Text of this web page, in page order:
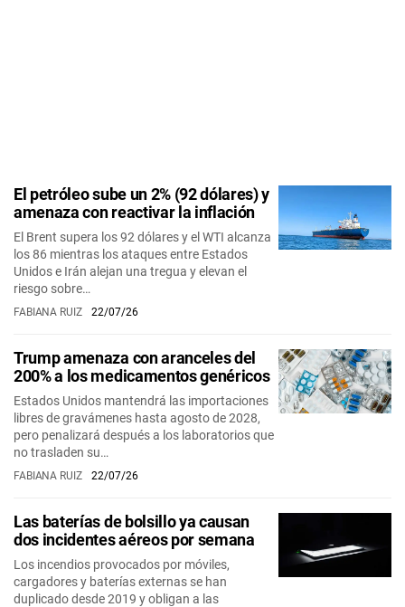
El petróleo sube un 2% (92 dólares) y
amenaza con reactivar la inflación
El Brent supera los 92 dólares y el WTI alcanza
los 86 mientras los ataques entre Estados
Unidos e Irán alejan una tregua y elevan el
riesgo sobre…
FABIANA RUIZ 22/07/26
Trump amenaza con aranceles del
200% a los medicamentos genéricos
Estados Unidos mantendrá las importaciones
libres de gravámenes hasta agosto de 2028,
pero penalizará después a los laboratorios que
no trasladen su…
FABIANA RUIZ 22/07/26
Las baterías de bolsillo ya causan
dos incidentes aéreos por semana
Los incendios provocados por móviles,
cargadores y baterías externas se han
duplicado desde 2019 y obligan a las